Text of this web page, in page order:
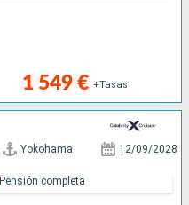
1 549 € +Tasas
Yokohama 12/09/2028
Pensión completa